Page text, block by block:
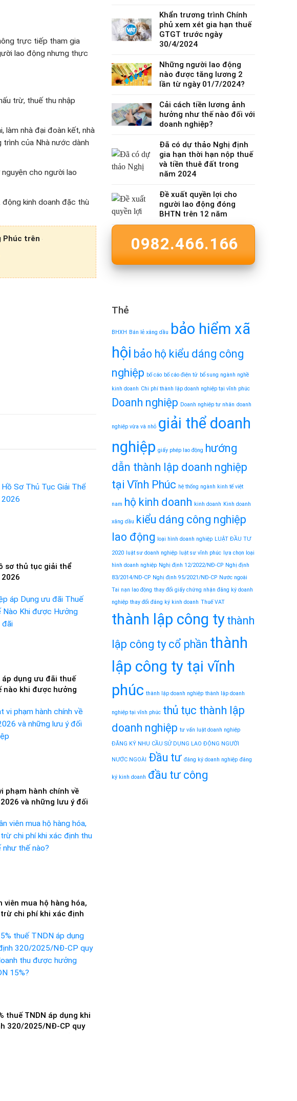
trực tiếp tham gia
lao động nhưng thực
trừ, thuế thu nhập
làm nhà đại đoàn kết, nhà
của Nhà nước dành
cho người lao
động kinh doanh đặc thù
Phúc trên
sơ thủ tục giải thể
áp dụng ưu đãi thuế
nào khi được hưởng
phạm hành chính về
và những lưu ý đối
viên mua hộ hàng hóa,
chi phí khi xác định
thuế TNDN áp dụng khi
320/2025/NĐ-CP quy
Khẩn trương trình Chính
phủ xem xét gia hạn thuế
GTGT trước ngày
30/4/2024
Những người lao động
nào được tăng lương 2
lần từ ngày 01/7/2024?
Cải cách tiền lương ảnh
hưởng như thế nào đối với
doanh nghiệp?
Đã có dự thảo Nghị định
gia hạn thời hạn nộp thuế
và tiền thuê đất trong
năm 2024
Đề xuất quyền lợi cho
người lao động đóng
BHTN trên 12 năm
0982.466.166
Thẻ
BHXH Bán lẻ xăng dầu
bảo hiểm xã
hội bảo hộ kiểu dáng công
nghiệp bố cáo bố cáo điện tử bổ sung ngành nghề
kinh doanh Chi phí thành lập doanh nghiệp tại vĩnh phúc
Doanh nghiệp Doanh nghiệp tư nhân doanh
nghiệp vừa và nhỏ giải thể doanh
nghiệp giấy phép lao động
hướng
dẫn thành lập doanh nghiệp
tại Vĩnh Phúc hệ thống ngành kinh tế việt
nam hộ kinh doanh kinh doanh Kinh doanh
xăng dầu
kiểu dáng công nghiệp
lao động
loại hình doanh nghiệp LUẬT ĐẦU TƯ
2020 luật sư doanh nghiệp luật sư vĩnh phúc
lựa chọn loại
hình doanh nghiệp Nghị định 12/2022/NĐ-CP Nghị định
83/2014/NĐ-CP Nghị định 95/2021/NĐ-CP Nước ngoài
Tai nạn lao động thay đổi giấy chứng nhận đăng ký doanh
nghiệp thay đổi đăng ký kinh doanh Thuế VAT
thành lập công ty thành
lập công ty cổ phần thành
lập công ty tại vĩnh
phúc thành lập doanh nghiệp thành lập doanh
nghiệp tại vĩnh phúc thủ tục thành lập
doanh nghiệp tư vấn luật doanh nghiệp
ĐĂNG KÝ NHU CẦU SỬ DỤNG LAO ĐỘNG NGƯỜI
NƯỚC NGOÀI Đầu tư đăng ký doanh nghiệp đăng
ký kinh doanh đầu tư công